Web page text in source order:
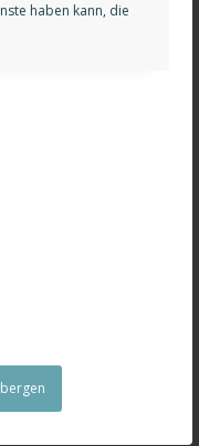
haben kann, die
des
der Traditionellen